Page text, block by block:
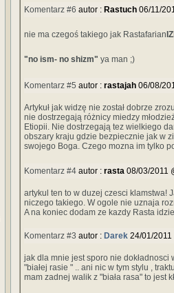
Komentarz #6 autor : Rastuch 06/11/
nie ma czegoś takiego jak Rastafarian
"no ism- no shizm" ya man ;)
Komentarz #5 autor : rastajah 06/08/
Artykuł jak widzę nie został dobrze
nie dostrzegają różnicy miedzy
Etiopii. Nie dostrzegają tez wielkiego
obszary kraju gdzie bezpiecznie jak w
swojego Boga. Czego mozna im tylko
Komentarz #4 autor : rasta 08/03/2011
artykul ten to w duzej czesci klamstwa!
niczego takiego. W ogole nie uznaja
A na koniec dodam ze kazdy Rasta
Komentarz #3 autor : Darek 24/01/2011
jak dla mnie jest sporo nie dokładnosci
"białej rasie " .. ani nic w tym stylu ,
mam zadnej walik z "biała rasa" to jest